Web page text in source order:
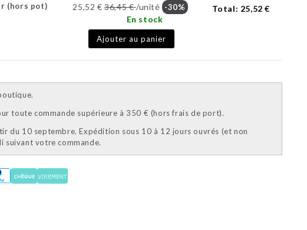
(hors pot)
25,52 €36,45 €/unité -30%
En stock
Ajouter au panier
Total: 25,52 €
toute commande supérieure à 350 € (hors frais de port).
du 10 septembre. Expédition sous 10 à 12 jours ouvrés (et non
suivant votre commande.